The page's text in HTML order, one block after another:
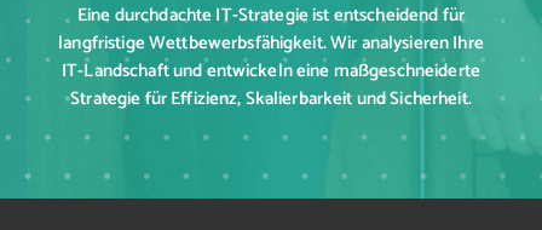
Eine durchdachte IT-Strategie ist entscheidend für
langfristige Wettbewerbsfähigkeit. Wir analysieren Ihre
IT-Landschaft und entwickeln eine maßgeschneiderte
Strategie für Effizienz, Skalierbarkeit und Sicherheit.